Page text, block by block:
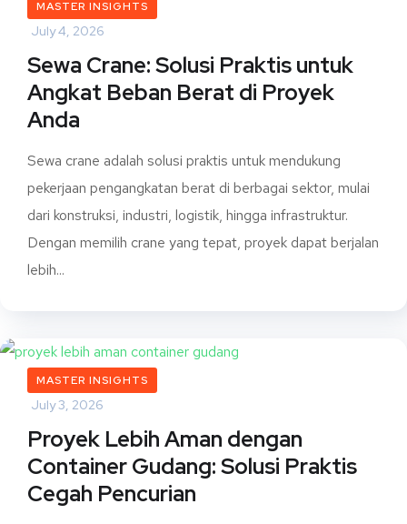
MASTER INSIGHTS
July 4, 2026
Sewa Crane: Solusi Praktis untuk
Angkat Beban Berat di Proyek
Anda
Sewa crane adalah solusi praktis untuk mendukung
pekerjaan pengangkatan berat di berbagai sektor, mulai
dari konstruksi, industri, logistik, hingga infrastruktur.
Dengan memilih crane yang tepat, proyek dapat berjalan
lebih...
MASTER INSIGHTS
July 3, 2026
Proyek Lebih Aman dengan
Container Gudang: Solusi Praktis
Cegah Pencurian